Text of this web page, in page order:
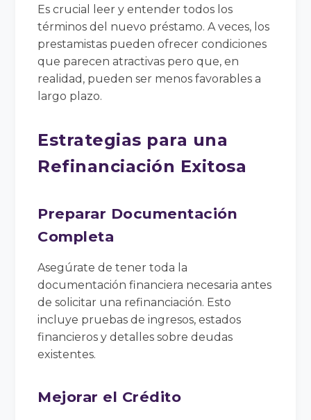
Es crucial leer y entender todos los
términos del nuevo préstamo. A veces, los
prestamistas pueden ofrecer condiciones
que parecen atractivas pero que, en
realidad, pueden ser menos favorables a
largo plazo.
Estrategias para una
Refinanciación Exitosa
Preparar Documentación
Completa
Asegúrate de tener toda la
documentación financiera necesaria antes
de solicitar una refinanciación. Esto
incluye pruebas de ingresos, estados
financieros y detalles sobre deudas
existentes.
Mejorar el Crédito